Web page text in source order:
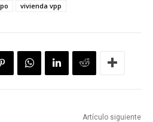
vivienda vpp
Artículo siguiente